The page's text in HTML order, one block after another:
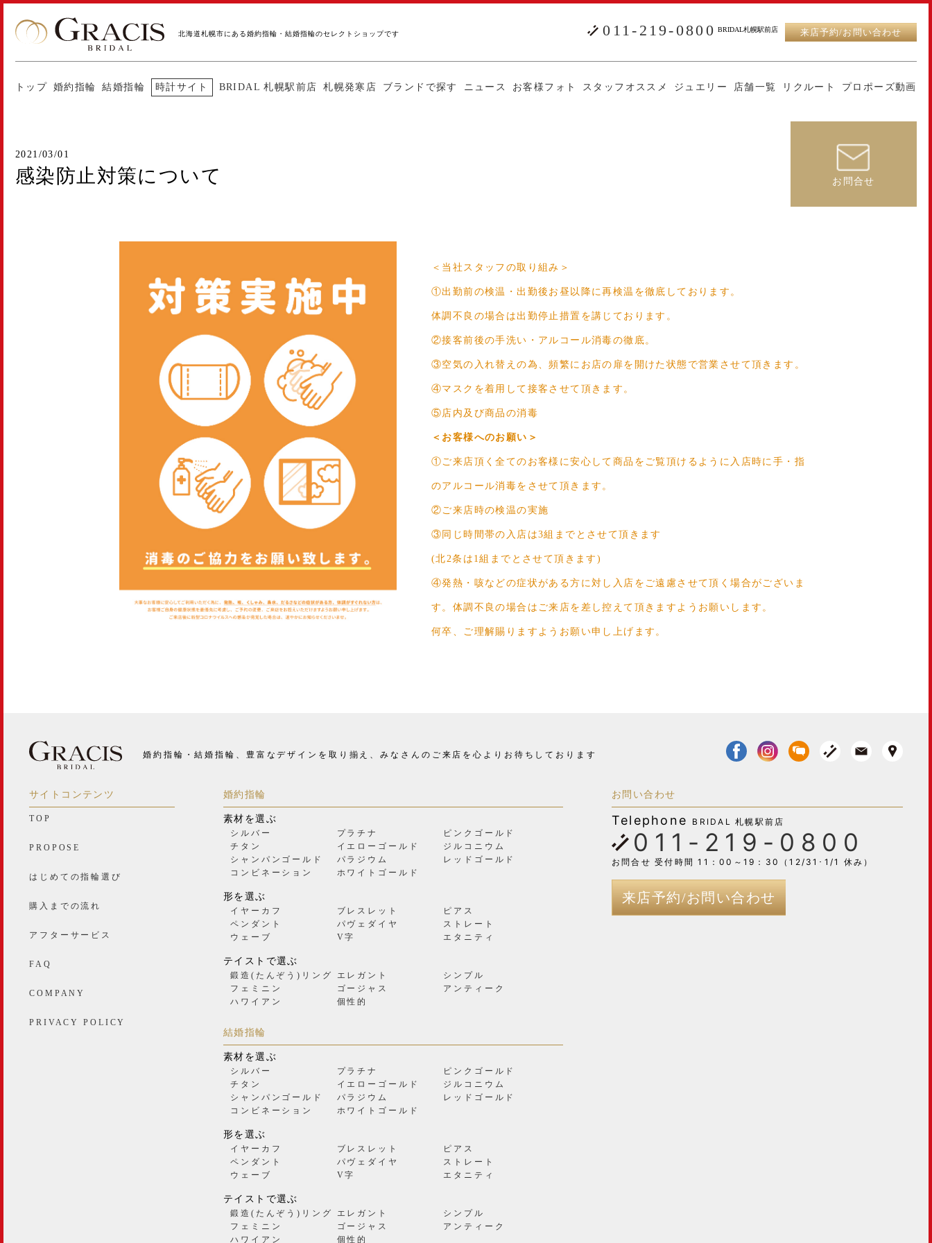
北海道札幌市にある婚約指輪・結婚指輪のセレクトショップです 011-219-0800 BRIDAL札幌駅前店 来店予約/お問い合わせ
トップ 婚約指輪 結婚指輪 時計サイト BRIDAL 札幌駅前店 札幌発寒店 ブランドで探す ニュース お客様フォト スタッフオススメ ジュエリー 店舗一覧 リクルート プロポーズ動画
2021/03/01
感染防止対策について お問合せ
＜当社スタッフの取り組み＞
①出勤前の検温・出勤後お昼以降に再検温を徹底しております。
体調不良の場合は出勤停止措置を講じております。
②接客前後の手洗い・アルコール消毒の徹底。
③空気の入れ替えの為、頻繁にお店の扉を開けた状態で営業させて頂きます。
④マスクを着用して接客させて頂きます。
⑤店内及び商品の消毒
＜お客様へのお願い＞
①ご来店頂く全てのお客様に安心して商品をご覧頂けるように入店時に手・指
のアルコール消毒をさせて頂きます。
②ご来店時の検温の実施
③同じ時間帯の入店は3組までとさせて頂きます
(北2条は1組までとさせて頂きます)
④発熱・咳などの症状がある方に対し入店をご遠慮させて頂く場合がございま
す。体調不良の場合はご来店を差し控えて頂きますようお願いします。
何卒、ご理解賜りますようお願い申し上げます。
婚約指輪・結婚指輪、豊富なデザインを取り揃え、みなさんのご来店を心よりお待ちしております
サイトコンテンツ
TOP
PROPOSE
はじめての指輪選び
購入までの流れ
アフターサービス
FAQ
COMPANY
PRIVACY POLICY
婚約指輪
素材を選ぶ
シルバー プラチナ
ピンクゴールド
チタン
イエローゴールド
ジルコニウム
シャンパンゴールド
パラジウム
レッドゴールド
コンビネーション
ホワイトゴールド
形を選ぶ
イヤーカフ ブレスレット
ピアス
ペンダント
パヴェダイヤ
ストレート
ウェーブ
V字 エタニティ
テイストで選ぶ
鍛造(たんぞう)リング エレガント
シンプル
フェミニン
ゴージャス
アンティーク
ハワイアン
個性的
結婚指輪
素材を選ぶ
シルバー プラチナ
ピンクゴールド
チタン
イエローゴールド
ジルコニウム
シャンパンゴールド
パラジウム
レッドゴールド
コンビネーション
ホワイトゴールド
形を選ぶ
イヤーカフ ブレスレット
ピアス
ペンダント
パヴェダイヤ
ストレート
ウェーブ
V字 エタニティ
テイストで選ぶ
鍛造(たんぞう)リング エレガント
シンプル
フェミニン
ゴージャス
アンティーク
ハワイアン
個性的
お問い合わせ
Telephone BRIDAL 札幌駅前店
011-219-0800
お問合せ 受付時間 11：00～19：30（12/31･1/1 休み）
来店予約/お問い合わせ